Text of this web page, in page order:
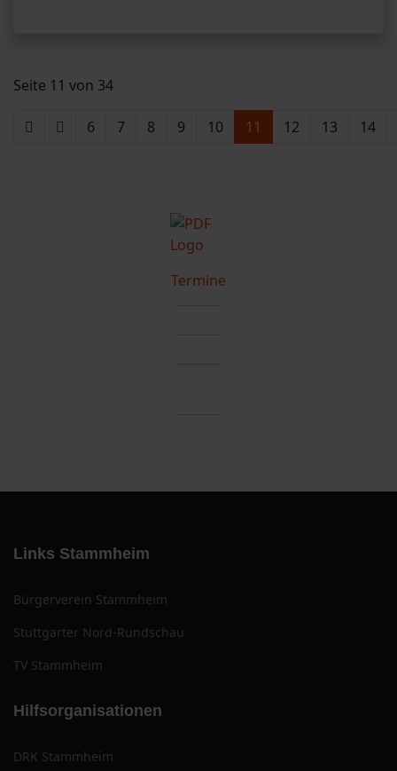
Seite 11 von 34
6 7 8 9 10 11 12 13 14
Termine
Links Stammheim
Bürgerverein Stammheim
Stuttgarter Nord-Rundschau
TV Stammheim
Hilfsorganisationen
DRK Stammheim